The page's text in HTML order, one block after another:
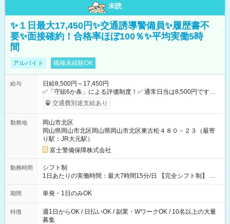
未読
✨１日最大17,450円✨交通誘導警備員✨履歴書不
要✨面接確約！合格率ほぼ100％✨平均実働5時
間
アルバイト 職種未経験OK
給与
日給8,500円～17,450円
✅「守組6か条」による評価制度！✅ 通常日当は8,500円ですが
上記評価制度により「S級隊員」と認定されれば10,000円の日当
を支給します。 (1)上記勤務者が交通2級資格者の場合10,000円
14,375円 (3)上記現場が日祝深夜の場合 17,250円 (4)上記勤務
者が現場までの運転者の場合17,250+200円＝17,450円 -----------
------------------------------- *最高日当額 17,450円* （実働時間5
時間の場合、時給3,490円） ------------------------------------------ よ
り上位の資格取得やリーダー手当を取得すると ”さらに”加算さ
れます！ ※日当支給時振込手数料等は一切ありません。 【試用
期間】試用期間なし
交通費別途支給あり
勤務地
岡山市北区
岡山県岡山市北区岡山県岡山市北区東古松４８０－２３（最寄
り駅：JR大元駅）
富士警備保障株式会社
勤務時間
シフト制
1日あたりの実働時間：最大7時間15分/日 【完全シフト制】 例
(1) 8：00~17:00（休憩１h） 例(2) 13:00~16:00（早上がりでも
全額支給！） 例(3) 21:00~5:00（夜勤なら日当1.25倍！！）
期間 単発・1日のみOK
特徴
週1日からOK / 日払いOK / 副業・WワークOK / 10名以上の大量
募集